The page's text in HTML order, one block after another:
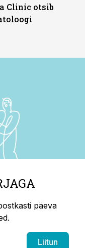
Clinic otsib
päeva
Liitun